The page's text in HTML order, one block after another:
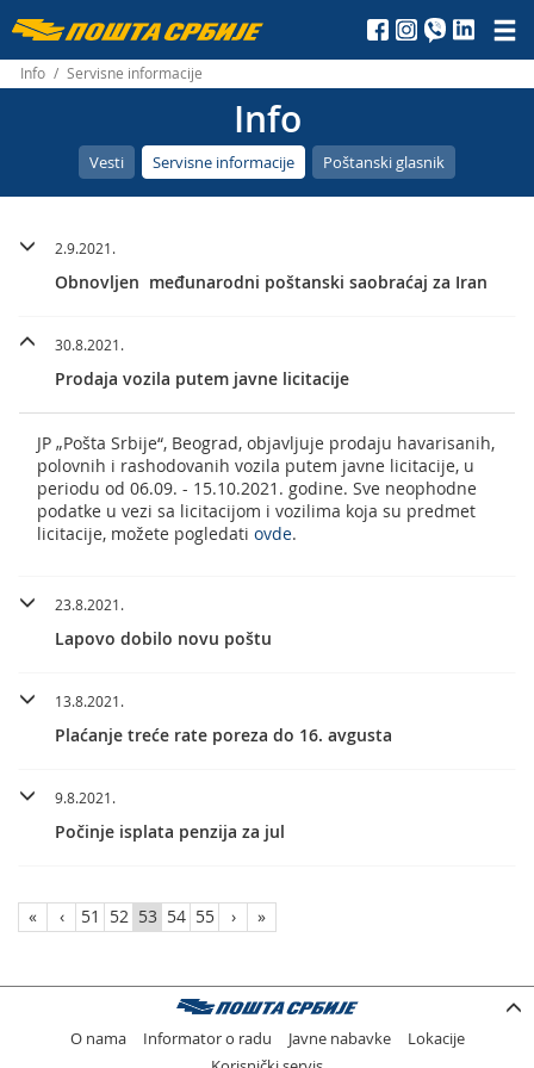
Пошта
Србије
д.о.о.
Info / Servisne informacije
Info
Vesti Servisne informacije Poštanski glasnik
2.9.2021.
Obnovljen međunarodni poštanski saobraćaj za Iran
30.8.2021.
Prodaja vozila putem javne licitacije
JP „Pošta Srbije“, Beograd, objavljuje prodaju havarisanih,
polovnih i rashodovanih vozila putem javne licitacije, u
periodu od 06.09. - 15.10.2021. godine. Sve neophodne
podatke u vezi sa licitacijom i vozilima koja su predmet
licitacije, možete pogledati ovde.
23.8.2021.
Lapovo dobilo novu poštu
13.8.2021.
Plaćanje treće rate poreza do 16. avgusta
9.8.2021.
Počinje isplata penzija za jul
« ‹ 51 52 53 54 55 › »
O nama Informator o radu Javne nabavke
Lokacije